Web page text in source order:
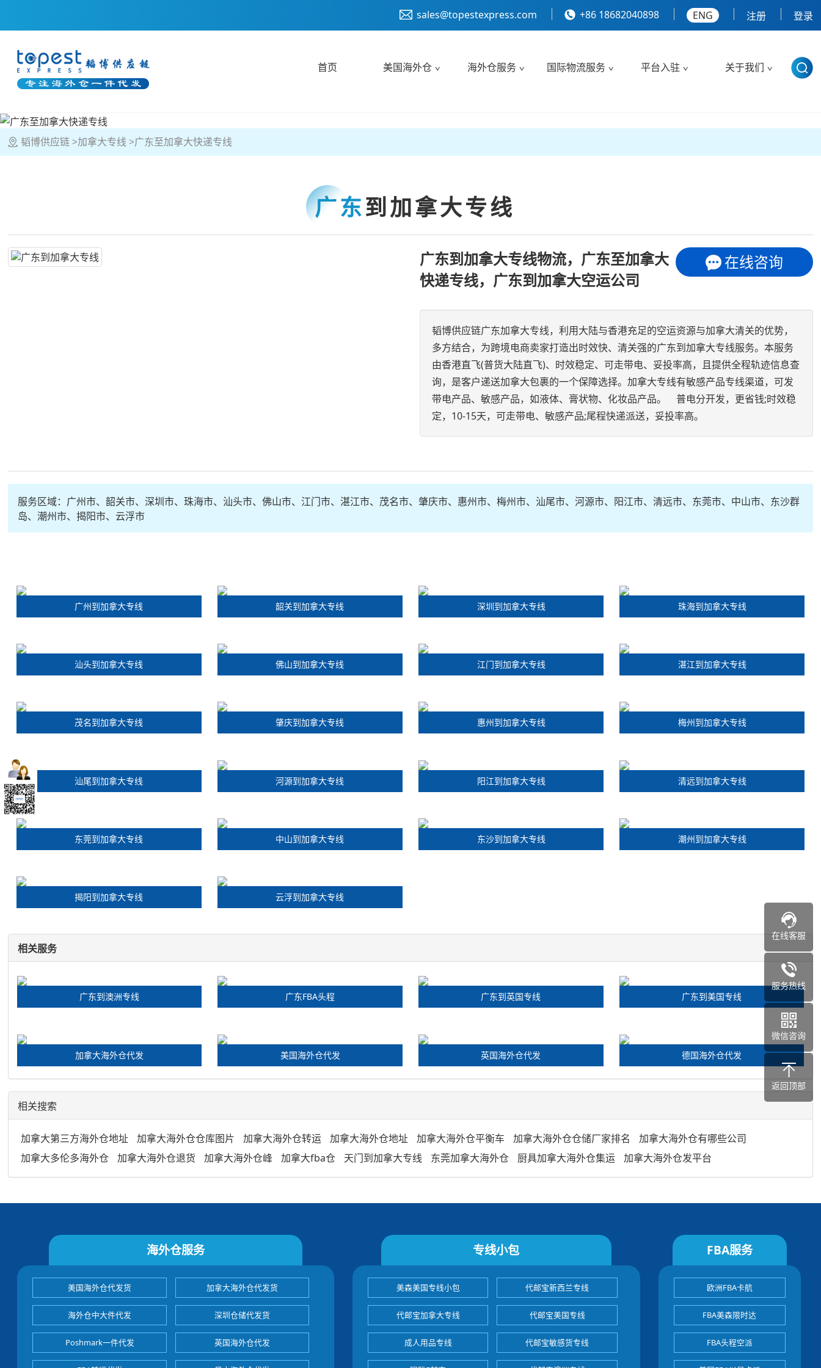
sales@topestexpress.com +86 18682040898 ENG 注册 登录
首页 美国海外仓 海外仓服务 国际物流服务 平台入驻 关于我们
韬博供应链 加拿大专线 广东至加拿大快递专线
广东到加拿大专线
在线咨询
广东到加拿大专线物流，广东至加拿大
快递专线，广东到加拿大空运公司
韬博供应链广东加拿大专线，利用大陆与香港充足的空运资源与加拿大清关的优势，
多方结合，为跨境电商卖家打造出时效快、清关强的广东到加拿大专线服务。本服务
由香港直飞(普货大陆直飞)、时效稳定、可走带电、妥投率高，且提供全程轨迹信息查
询，是客户递送加拿大包裹的一个保障选择。加拿大专线有敏感产品专线渠道，可发
带电产品、敏感产品，如液体、膏状物、化妆品产品。 普电分开发，更省钱;时效稳
定，10-15天，可走带电、敏感产品;尾程快递派送，妥投率高。
服务区域：广州市、韶关市、深圳市、珠海市、汕头市、佛山市、江门市、湛江市、茂名市、肇庆市、惠州市、梅州市、汕尾市、河源市、阳江市、清远市、东莞市、中山市、东沙群
岛、潮州市、揭阳市、云浮市
广州到加拿大专线 韶关到加拿大专线 深圳到加拿大专线 珠海到加拿大专线
汕头到加拿大专线 佛山到加拿大专线 江门到加拿大专线 湛江到加拿大专线
茂名到加拿大专线 肇庆到加拿大专线 惠州到加拿大专线 梅州到加拿大专线
汕尾到加拿大专线 河源到加拿大专线 阳江到加拿大专线 清远到加拿大专线
东莞到加拿大专线 中山到加拿大专线 东沙到加拿大专线 潮州到加拿大专线
揭阳到加拿大专线 云浮到加拿大专线
相关服务
广东到澳洲专线 广东FBA头程 广东到英国专线 广东到美国专线
加拿大海外仓代发 美国海外仓代发 英国海外仓代发 德国海外仓代发
相关搜索
加拿大第三方海外仓地址 加拿大海外仓仓库图片 加拿大海外仓转运 加拿大海外仓地址 加拿大海外仓平衡车 加拿大海外仓仓储厂家排名
加拿大海外仓有哪些公司
加拿大多伦多海外仓
加拿大海外仓退货 加拿大海外仓峰 加拿大fba仓 天门到加拿大专线 东莞加拿大海外仓 厨具加拿大海外仓集运 加拿大海外仓发平台
海外仓服务
美国海外仓代发货 加拿大海外仓代发货
海外仓中大件代发 深圳仓储代发货
Poshmark一件代发 英国海外仓代发
专线小包
美森美国专线小包 代邮宝新西兰专线
代邮宝加拿大专线 代邮宝美国专线
成人用品专线 代邮宝敏感货专线
FBA服务
欧洲FBA卡航
FBA美森限时达
FBA头程空派
在线客服
服务热线
微信咨询
返回顶部